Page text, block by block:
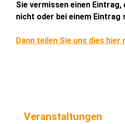
Sie vermissen einen
nicht oder bei einem
Dann teilen Sie uns dies hier
Veranstaltungen